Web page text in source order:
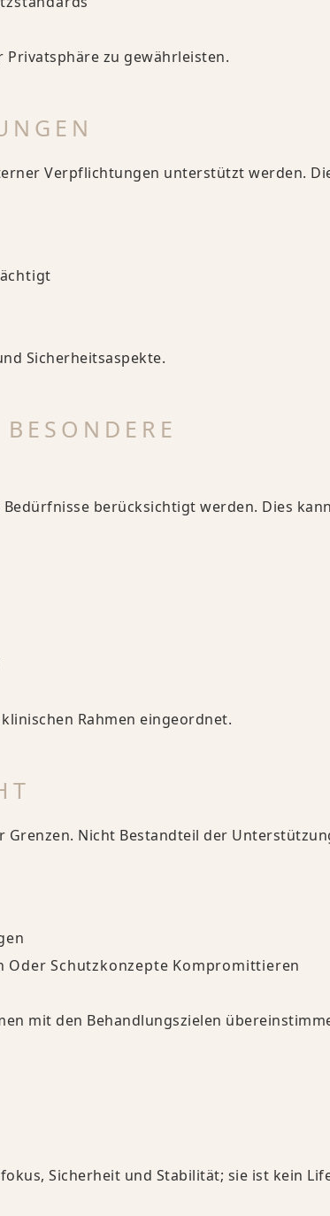
Privatsphäre zu gewährleisten.
Verpflichtungen unterstützt werden.
Sicherheitsaspekte.
berücksichtigt werden. Dies
Rahmen eingeordnet.
Nicht Bestandteil der
Oder Schutzkonzepte Kompromittieren
mit den Behandlungszielen
Sicherheit und Stabilität; sie ist kein